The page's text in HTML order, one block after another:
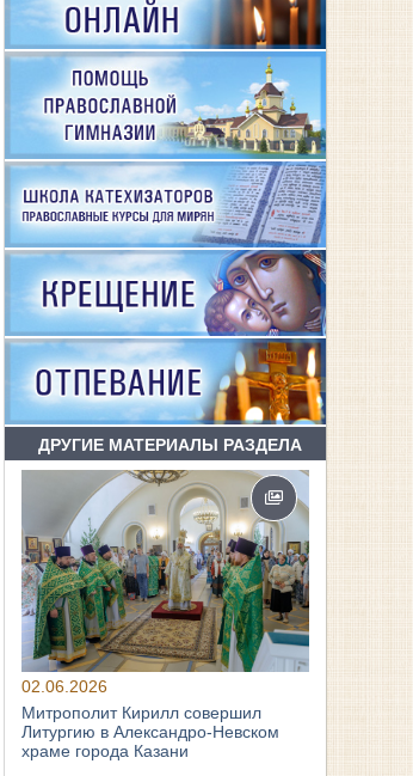
ДРУГИЕ МАТЕРИАЛЫ РАЗДЕЛА
02.06.2026
Митрополит Кирилл совершил
Литургию в Александро-Невском
храме города Казани